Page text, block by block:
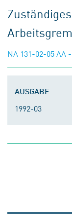
NA 131-02-05 AA
AUSGABE
1992-03